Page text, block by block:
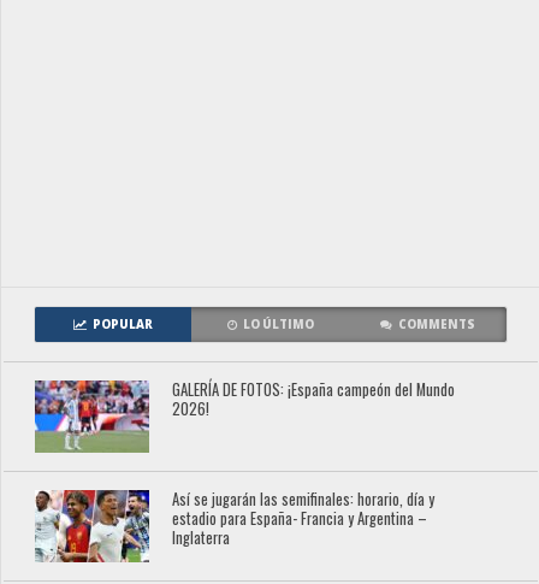
POPULAR LO ÚLTIMO COMMENTS
GALERÍA DE FOTOS: ¡España campeón del Mundo
2026!
Así se jugarán las semifinales: horario, día y
estadio para España- Francia y Argentina –
Inglaterra